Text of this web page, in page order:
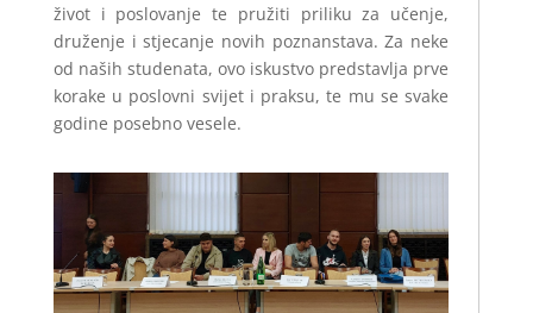
život i poslovanje te pružiti priliku za učenje,
druženje i stjecanje novih poznanstava. Za neke
od naših studenata, ovo iskustvo predstavlja prve
korake u poslovni svijet i praksu, te mu se svake
godine posebno vesele.